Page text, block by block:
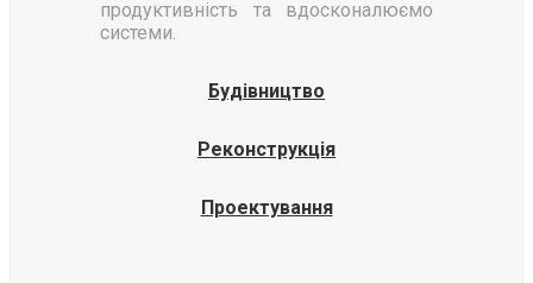
продуктивність та вдосконалюємо
системи.
Будівництво
Реконструкція
Проектування